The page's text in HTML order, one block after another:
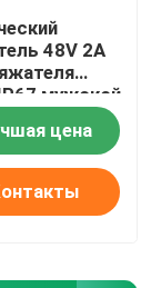
48V 2A
мужской
цена